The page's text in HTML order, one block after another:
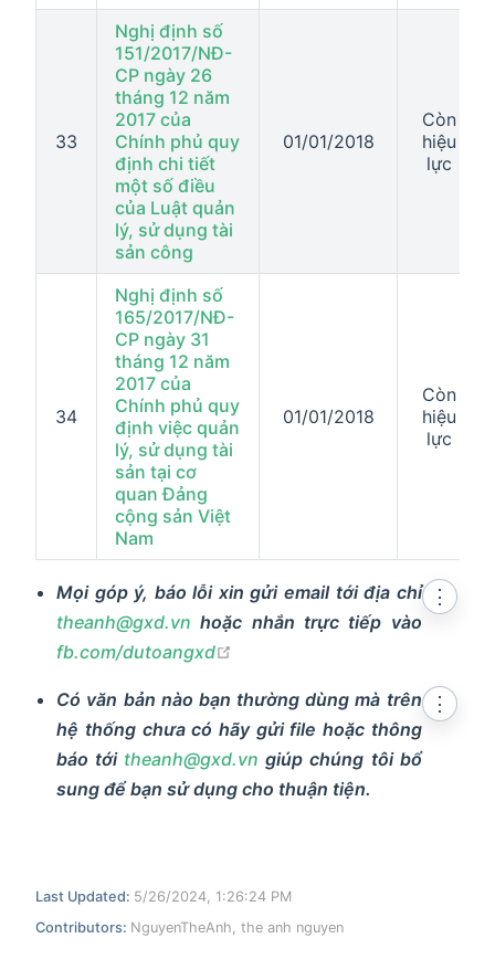
33
Nghị định số
151/2017/NĐ-
CP ngày 26
tháng 12 năm
2017 của
Chính phủ quy
định chi tiết
một số điều
của Luật quản
lý, sử dụng tài
sản công
01/01/2018
Còn
hiệu
lực
34
Nghị định số
165/2017/NĐ-
CP ngày 31
tháng 12 năm
2017 của
Chính phủ quy
định việc quản
lý, sử dụng tài
sản tại cơ
quan Đảng
cộng sản Việt
Nam
01/01/2018
Còn
hiệu
lực
Mọi góp ý, báo lỗi xin gửi email tới địa chỉ
theanh@gxd.vn hoặc nhắn trực tiếp vào
fb.com/dutoangxd
⋮
Có văn bản nào bạn thường dùng mà trên
hệ thống chưa có hãy gửi file hoặc thông
báo tới theanh@gxd.vn giúp chúng tôi bổ
sung để bạn sử dụng cho thuận tiện.
⋮
Last Updated: 5/26/2024, 1:26:24 PM
Contributors: NguyenTheAnh, the anh nguyen